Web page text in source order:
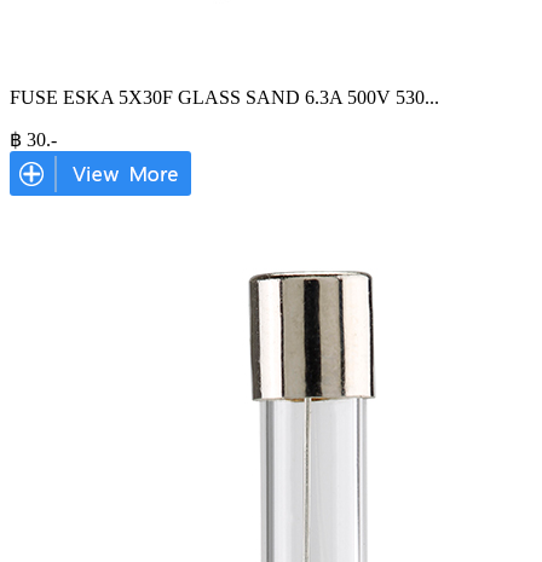
FUSE ESKA 5X30F GLASS SAND 6.3A 500V 530...
฿ 30.-